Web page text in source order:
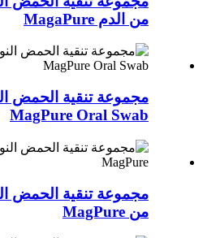
من الدم MagaPure
مجموعة تنقية الحمض
MagPure Oral Swab
مجموعة تنقية الحمض
من MagPure